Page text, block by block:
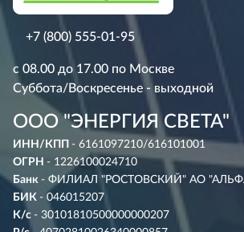
+7 (800) 555-01-95
с 08.00 до 17.00 по Москве
Суббота/Воскресенье - выходной
ООО "ЭНЕРГИЯ СВЕТА"
ИНН/КПП - 6161097210/616101001
ОГРН - 1226100024710
Банк - ФИЛИАЛ "РОСТОВСКИЙ" АО
БИК - 046015207
К/с - 30101810500000000207